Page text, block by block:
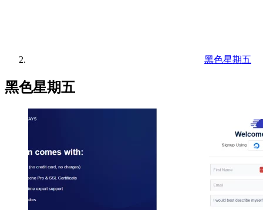
黑色星期五
黑色星期五